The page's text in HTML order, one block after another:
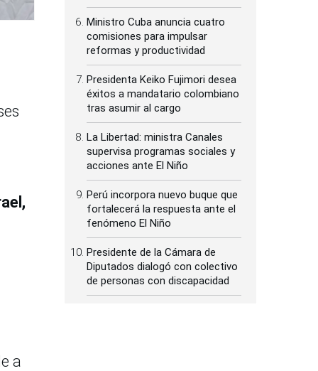
a
Ministro Cuba anuncia cuatro
comisiones para impulsar
reformas y productividad
Presidenta Keiko Fujimori desea
éxitos a mandatario colombiano
tras asumir al cargo
La Libertad: ministra Canales
supervisa programas sociales y
acciones ante El Niño
Perú incorpora nuevo buque que
fortalecerá la respuesta ante el
fenómeno El Niño
Presidente de la Cámara de
Diputados dialogó con colectivo
de personas con discapacidad